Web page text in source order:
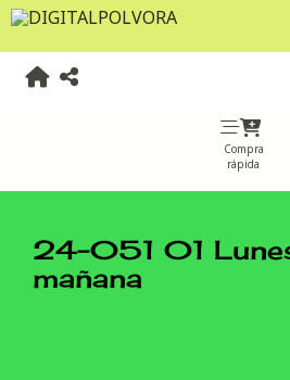
Compra
rápida
24-051 01
mañana